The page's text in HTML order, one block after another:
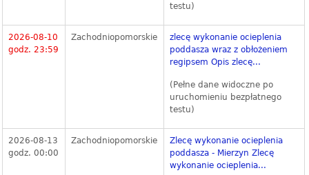
testu)
2026-08-10
godz. 23:59
Zachodniopomorskie
zlecę wykonanie ocieplenia
poddasza wraz z obłożeniem
regipsem Opis zlecę...
(Pełne dane widoczne po
uruchomieniu bezpłatnego
testu)
2026-08-13
godz. 00:00
Zachodniopomorskie
Zlecę wykonanie ocieplenia
poddasza - Mierzyn Zlecę
wykonanie ocieplenia...